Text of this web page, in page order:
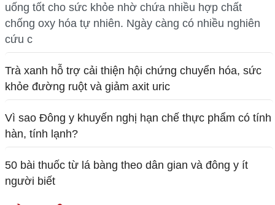
uống tốt cho sức khỏe nhờ chứa nhiều hợp chất
chống oxy hóa tự nhiên. Ngày càng có nhiều nghiên
cứu c
Trà xanh hỗ trợ cải thiện hội chứng chuyển hóa, sức
khỏe đường ruột và giảm axit uric
Vì sao Đông y khuyến nghị hạn chế thực phẩm có tính
hàn, tính lạnh?
50 bài thuốc từ lá bàng theo dân gian và đông y ít
người biết